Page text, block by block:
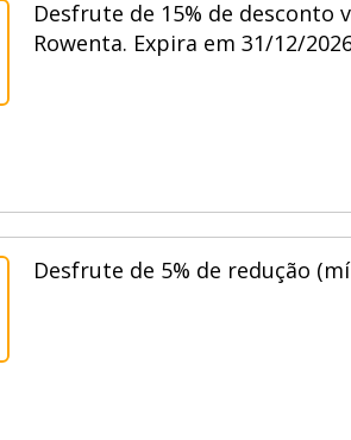
Desfrute de 15% de desconto
Rowenta. Expira em 31/12/
Desfrute de 5% de redução